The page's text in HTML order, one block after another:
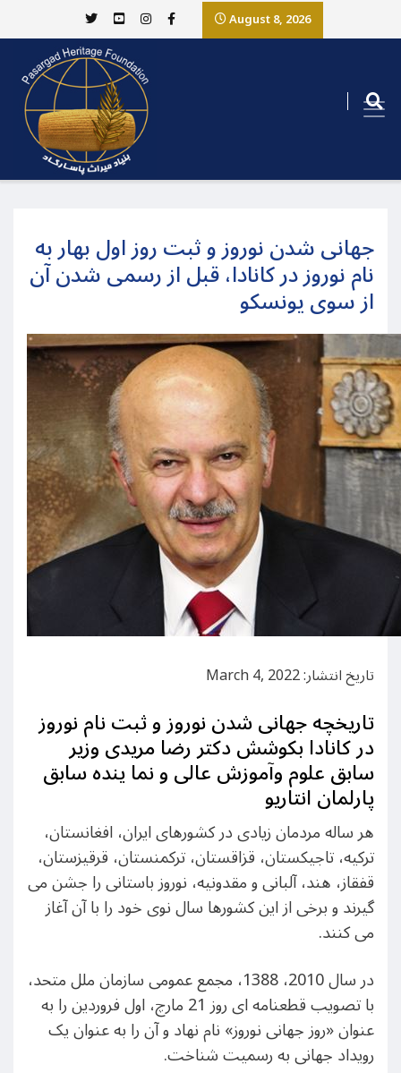
August 8, 2026
جهانی شدن نوروز و ثبت روز اول بهار به
نام نوروز در کانادا، قبل از رسمی شدن آن
از سوی یونسکو
تاریخ انتشار: March 4, 2022
تاریخچه جهانی شدن نوروز و ثبت نام نوروز
در کانادا بکوشش دکتر رضا مریدی وزیر
سابق علوم وآموزش عالی و نما ینده سابق
پارلمان انتاریو
هر ساله مردمان زیادی در کشورهای ایران، افغانستان،
ترکیه، تاجیکستان، قزاقستان، ترکمنستان، قرقیزستان،
قفقاز، هند، آلبانی و مقدونیه، نوروز باستانی را جشن می
گیرند و برخی از این کشورها سال نوی خود را با آن آغاز
می کنند.
در سال 2010، 1388، مجمع عمومی سازمان ملل متحد،
با تصویب قطعنامه ای روز 21 مارچ، اول فروردین را به
عنوان «روز جهانی نوروز» نام نهاد و آن را به عنوان یک
رویداد جهانی به رسمیت شناخت.